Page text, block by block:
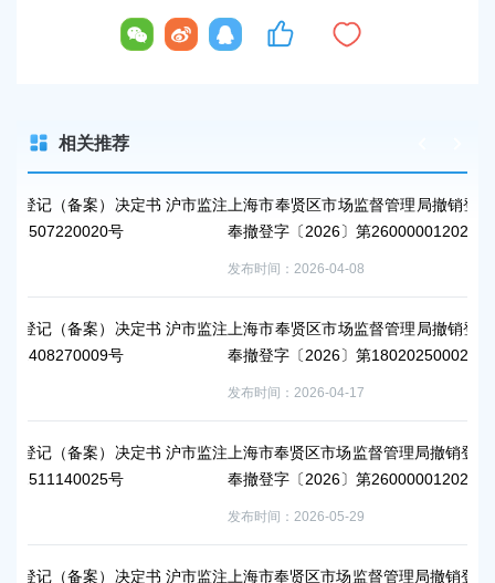
相关推荐
书 沪市监注
书 沪市监注
书 沪市监注
书 沪市监注
上海市奉贤区市场监督管理局撤销登记（备案）决定书
奉撤登字〔2026〕第26000001202411050016号
发布时间：2026-04-08
上海市奉贤区市场监督管理局撤销登记（备案）决定书
奉撤登字〔2026〕第180202500023号
发布时间：2026-04-17
上海市奉贤区市场监督管理局撤销登记（备案）决定书
奉撤登字〔2026〕第26000001202601280011号
发布时间：2026-05-29
上海市奉贤区市场监督管理局撤销登记（备案）决定书